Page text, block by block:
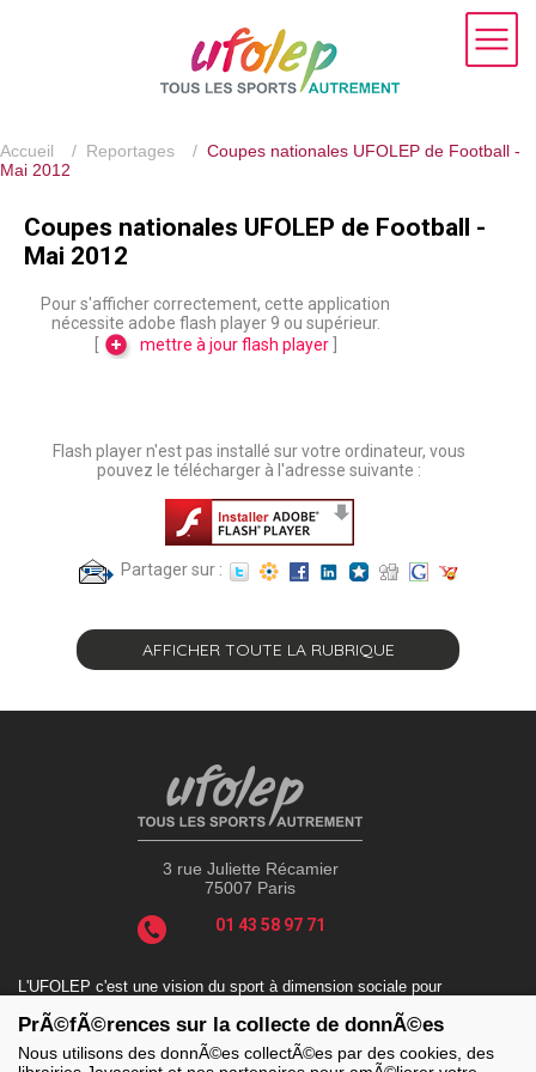
Accueil / Reportages / Coupes nationales UFOLEP de Football -
Mai 2012
Coupes nationales UFOLEP de Football -
Mai 2012
Pour s'afficher correctement, cette application
nécessite adobe flash player 9 ou supérieur.
mettre à jour flash player]
Flash player n'est pas installé sur votre ordinateur, vous
pouvez le télécharger à l'adresse suivante :
Partager sur :
AFFICHER TOUTE LA RUBRIQUE
3 rue Juliette Récamier
75007 Paris
01 43 58 97 71
L'UFOLEP c'est une vision du sport à dimension sociale pour
handicap, le sport-durable avec des valeurs incontournables : la
solidarité, le fair-play, la laïcité et la citoyenneté.
PrÃ©fÃ©rences sur la collecte de donnÃ©es
Nous utilisons des donnÃ©es collectÃ©es par des cookies, des